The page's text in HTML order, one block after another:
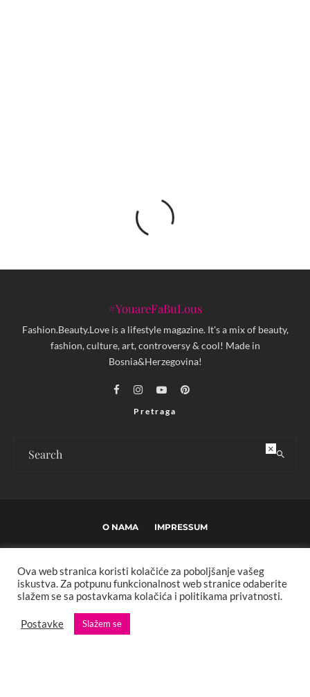
#YouareFaBuLous
Fashion.Beauty.Love is a lifestyle magazine. It's a mix of beauty,
fashion, culture, art, controversy & cool! Made in
Bosnia&Herzegovina!
Pretraga
O NAMA IMPRESSUM
POLITIKA PRIVATNOSTI MARKETING KONTAKT
Copyright © 2013 - 2025 FBL creative. Sva prava zadržana. Developed by:
XStreamThemes
Ova web stranica koristi kolačiće za poboljšanje vašeg
iskustva. Za potpunu funkcionalnost web stranice odaberite
slažem se sa postavkama kolačića i politikama privatnosti.
Postavke Slažem se
×